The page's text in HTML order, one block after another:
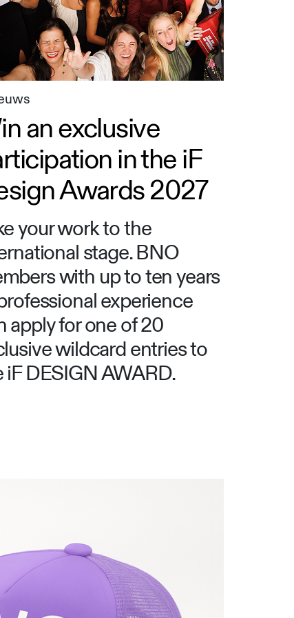
an exclusive
in the iF
Awards 2027
your work to the
stage. BNO
with up to ten years
experience
apply for one of 20
wildcard entries to
iF DESIGN AWARD.